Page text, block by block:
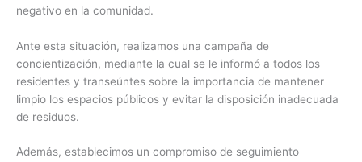
negativo en la comunidad.
Ante esta situación, realizamos una campaña de
concientización, mediante la cual se le informó a todos los
residentes y transeúntes sobre la importancia de mantener
limpio los espacios públicos y evitar la disposición inadecuada
de residuos.
Además, establecimos un compromiso de seguimiento